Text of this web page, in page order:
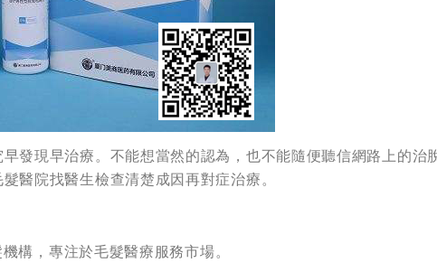
發現早治療。不能想當然的認為，也不能隨便聽信網路上的治
醫院找醫生檢查清楚成因再對症治療。
構，專注於毛髮醫療服務市場。